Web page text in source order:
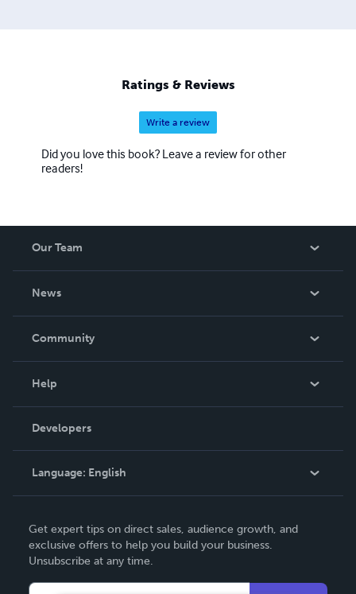
Ratings & Reviews
Write a review
Did you love this book? Leave a review for other
readers!
Our Team
News
In The News
Community
Podcast
Help
Order Lookup
Knowledge Base
Contact Support
Developers
Language: English
Deutsch
Français
Get expert tips on direct sales, audience growth, and
exclusive offers to help you build your business.
Unsubscribe at any time.